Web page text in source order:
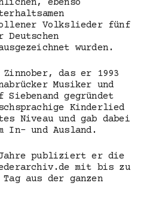
ebenso
Volkslieder fünf
Deutschen
wurden.
Zinnober, das er 1993
Musiker und
Siebenand gegründet
Kinderlied
Niveau und gab dabei
In- und Ausland.
publiziert er die
mit bis zu
aus der ganzen